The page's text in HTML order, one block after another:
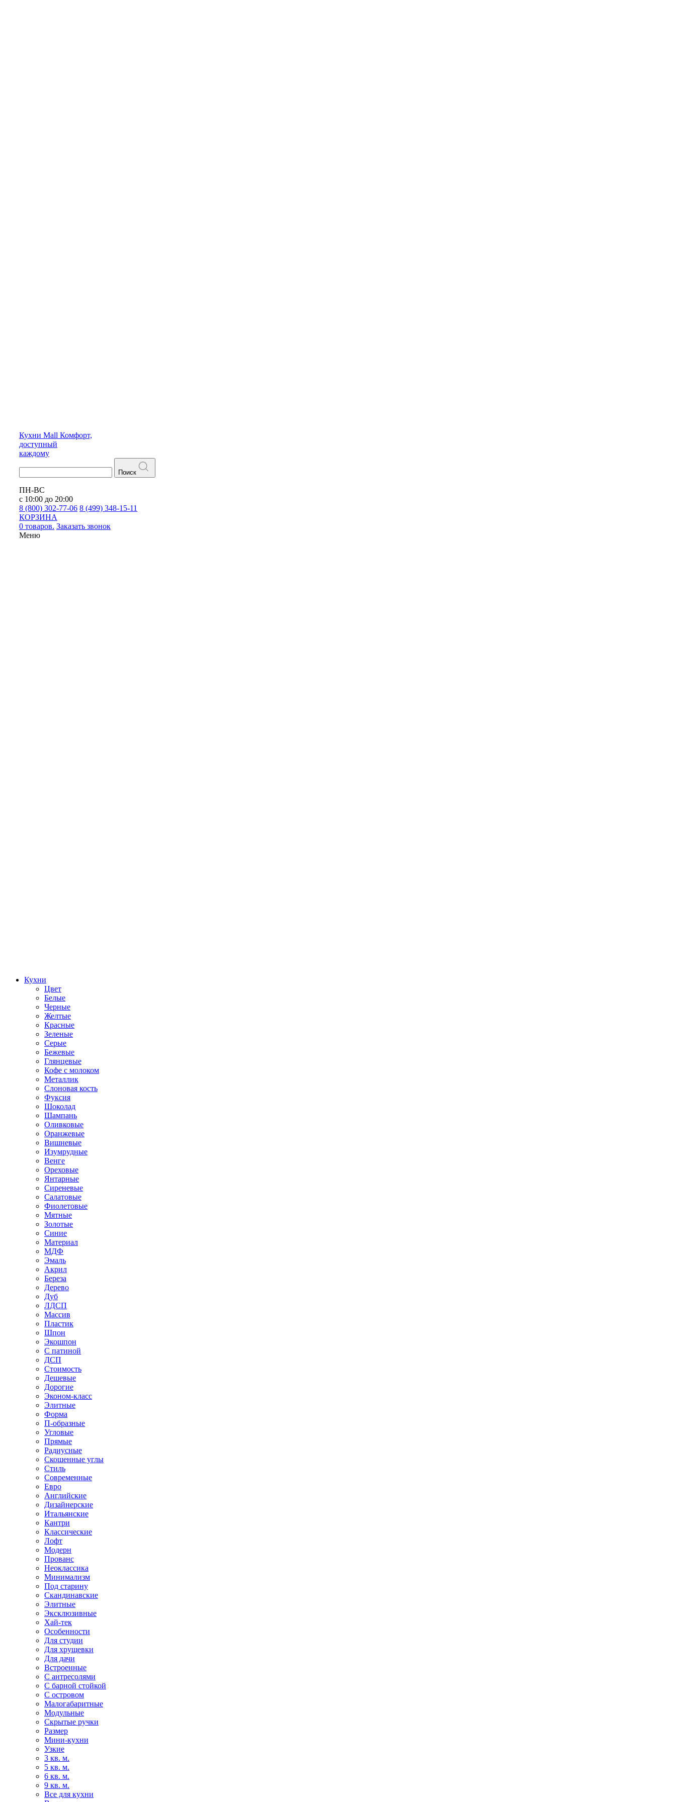
Кухни Mall Комфорт,
доступный
каждому
Поиск
ПН-ВС
с 10:00 до 20:00
8 (800) 302-77-06 8 (499) 348-15-11
КОРЗИНА
0 товаров. Заказать звонок
Меню
Кухни
Цвет
Белые
Черные
Желтые
Красные
Зеленые
Серые
Бежевые
Глянцевые
Кофе с молоком
Металлик
Слоновая кость
Фуксия
Шоколад
Шампань
Оливковые
Оранжевые
Вишневые
Изумрудные
Венге
Ореховые
Янтарные
Сиреневые
Салатовые
Фиолетовые
Мятные
Золотые
Синие
Материал
МДФ
Эмаль
Акрил
Береза
Дерево
Дуб
ЛДСП
Массив
Пластик
Шпон
Экошпон
С патиной
ДСП
Стоимость
Дешевые
Дорогие
Эконом-класс
Элитные
Форма
П-образные
Угловые
Прямые
Радиусные
Скошенные углы
Стиль
Современные
Евро
Английские
Дизайнерские
Итальянские
Кантри
Классические
Лофт
Модерн
Прованс
Неоклассика
Минимализм
Под старину
Скандинавские
Элитные
Эксклюзивные
Хай-тек
Особенности
Для студии
Для хрущевки
Для дачи
Встроенные
С антресолями
С барной стойкой
С островом
Малогабаритные
Модульные
Скрытые ручки
Размер
Мини-кухни
Узкие
3 кв. м.
5 кв. м.
6 кв. м.
9 кв. м.
Все для кухни